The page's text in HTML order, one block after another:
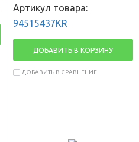
Артикул товара:
94515437KR
ДОБАВИТЬ В КОРЗИНУ
ДОБАВИТЬ В СРАВНЕНИЕ